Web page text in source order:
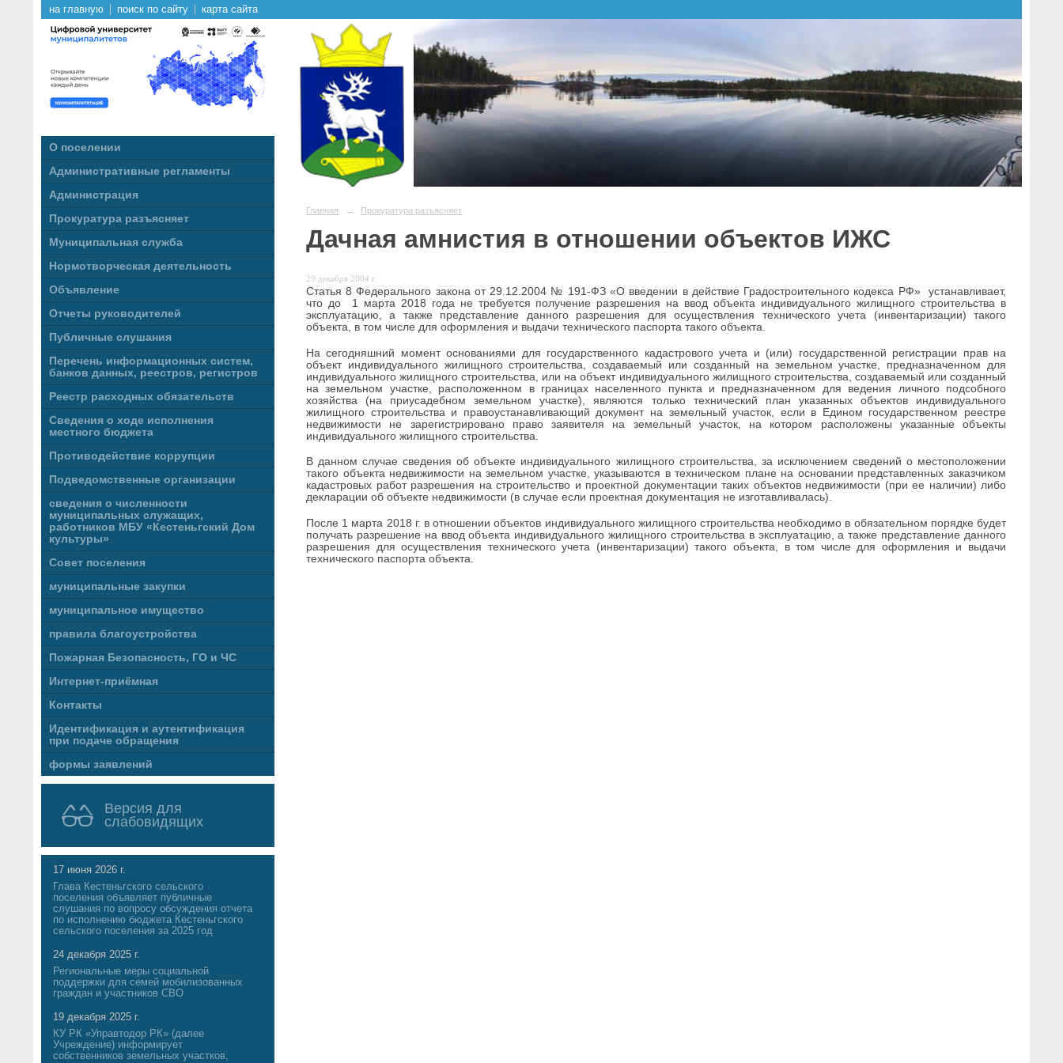
на главную поиск по сайту карта сайта
О поселении
Административные регламенты
Администрация
Прокуратура разъясняет
Муниципальная служба
Нормотворческая деятельность
Объявление
Отчеты руководителей
Публичные слушания
Перечень информационных систем,
банков данных, реестров, регистров
Реестр расходных обязательств
Сведения о ходе исполнения
местного бюджета
Противодействие коррупции
Подведомственные организации
сведения о численности
муниципальных служащих,
работников МБУ «Кестеньгский Дом
культуры»
Совет поселения
муниципальные закупки
муниципальное имущество
правила благоустройства
Пожарная Безопасность, ГО и ЧС
Интернет-приёмная
Контакты
Идентификация и аутентификация
при подаче обращения
формы заявлений
Версия для
слабовидящих
17 июня 2026 г.
Глава Кестеньгского сельского
поселения объявляет публичные
слушания по вопросу обсуждения отчета
по исполнению бюджета Кестеньгского
сельского поселения за 2025 год
24 декабря 2025 г.
Региональные меры социальной
поддержки для семей мобилизованных
граждан и участников СВО
19 декабря 2025 г.
КУ РК «Управтодор РК» (далее
Учреждение) информирует
собственников земельных участков,
Главная → Прокуратура разъясняет
Дачная амнистия в отношении объектов ИЖС
29 декабря 2004 г.
Статья 8 Федерального закона от 29.12.2004 № 191-ФЗ «О введении в действие Градостроительного кодекса РФ» устанавливает,
что до 1 марта 2018 года не требуется получение разрешения на ввод объекта индивидуального жилищного строительства в
эксплуатацию, а также представление данного разрешения для осуществления технического учета (инвентаризации) такого
объекта, в том числе для оформления и выдачи технического паспорта такого объекта.
На сегодняшний момент основаниями для государственного кадастрового учета и (или) государственной регистрации прав на
объект индивидуального жилищного строительства, создаваемый или созданный на земельном участке, предназначенном для
индивидуального жилищного строительства, или на объект индивидуального жилищного строительства, создаваемый или созданный
на земельном участке, расположенном в границах населенного пункта и предназначенном для ведения личного подсобного
хозяйства (на приусадебном земельном участке), являются только технический план указанных объектов индивидуального
жилищного строительства и правоустанавливающий документ на земельный участок, если в Едином государственном реестре
недвижимости не зарегистрировано право заявителя на земельный участок, на котором расположены указанные объекты
индивидуального жилищного строительства.
В данном случае сведения об объекте индивидуального жилищного строительства, за исключением сведений о местоположении
такого объекта недвижимости на земельном участке, указываются в техническом плане на основании представленных заказчиком
кадастровых работ разрешения на строительство и проектной документации таких объектов недвижимости (при ее наличии) либо
декларации об объекте недвижимости (в случае если проектная документация не изготавливалась).
После 1 марта 2018 г. в отношении объектов индивидуального жилищного строительства необходимо в обязательном порядке будет
получать разрешение на ввод объекта индивидуального жилищного строительства в эксплуатацию, а также представление данного
разрешения для осуществления технического учета (инвентаризации) такого объекта, в том числе для оформления и выдачи
технического паспорта объекта.